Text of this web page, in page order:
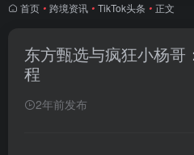
首页 • 跨境资讯 • TikTok头条 • 正文
东方甄选与疯狂小杨哥
程
2年前发布